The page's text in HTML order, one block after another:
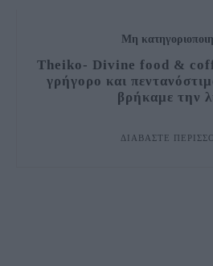
Μη
Theiko- Divine food &
γρήγορο και
βρήκαμε την
ΔΙΑΒΆΣΤΕ